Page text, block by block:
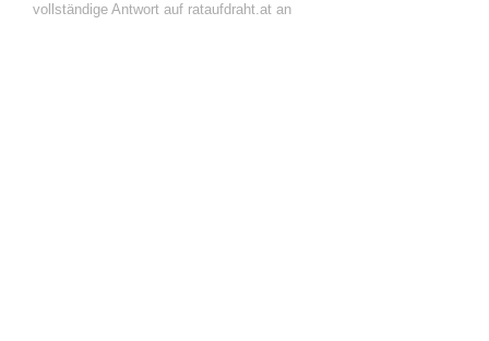
vollständige Antwort auf rataufdraht.at an